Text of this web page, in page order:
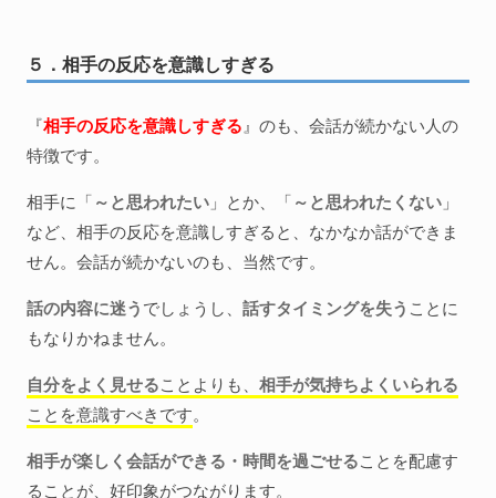
５．相手の反応を意識しすぎる
『相手の反応を意識しすぎる 』のも、会話が続かない人の
特徴です。
相手に「 ～と思われたい 」とか、「 ～と思われたくない 」
など、相手の反応を意識しすぎると、なかなか話ができま
せん。会話が続かないのも、当然です。
話の内容に迷う でしょうし、 話すタイミングを失う ことに
もなりかねません。
自分をよく見せることよりも、 相手が気持ちよくいられる
ことを意識すべきです。
相手が楽しく会話ができる・時間を過ごせることを配慮す
ることが、好印象がつながります。